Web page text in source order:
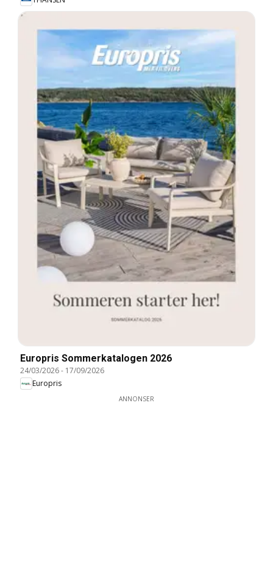
Europris Sommerkatalogen 2026
24/03/2026- 17/09/2026
Europris
ANNONSER